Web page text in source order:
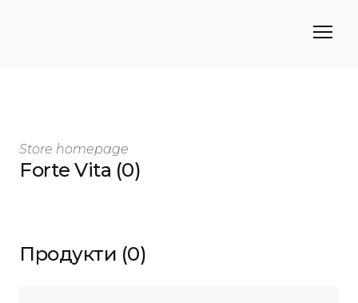
Store homepage
Forte Vita (0)
Продукти (0)